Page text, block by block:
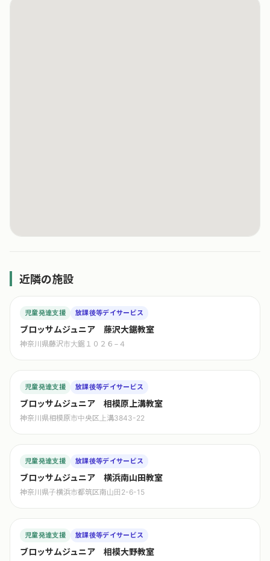
近隣の施設
児童発達支援 放課後等デイサービス
ブロッサムジュニア 藤沢大鋸教室
神奈川県藤沢市大鋸１０２６−４
児童発達支援 放課後等デイサービス
ブロッサムジュニア 相模原上溝教室
神奈川県相模原市中央区上溝3843-22
児童発達支援 放課後等デイサービス
ブロッサムジュニア 横浜南山田教室
神奈川県子横浜市都筑区南山田2-6-15
児童発達支援 放課後等デイサービス
ブロッサムジュニア 相模大野教室